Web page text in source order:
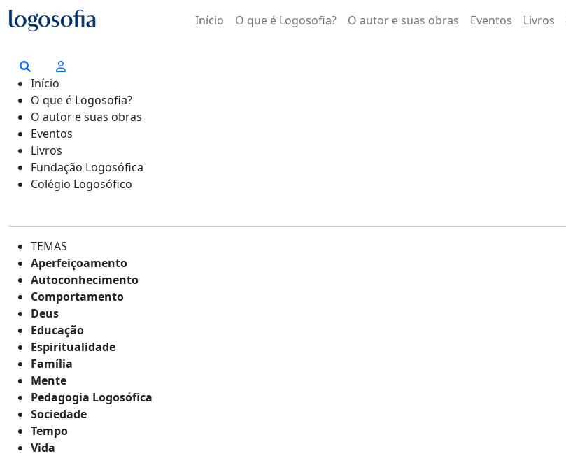
Início O que é Logosofia? O autor e suas obras Eventos Livros
Início
O que é Logosofia?
O autor e suas obras
Eventos
Livros
Fundação Logosófica
Colégio Logosófico
TEMAS
Aperfeiçoamento
Autoconhecimento
Comportamento
Deus
Educação
Espiritualidade
Família
Mente
Pedagogia Logosófica
Sociedade
Tempo
Vida